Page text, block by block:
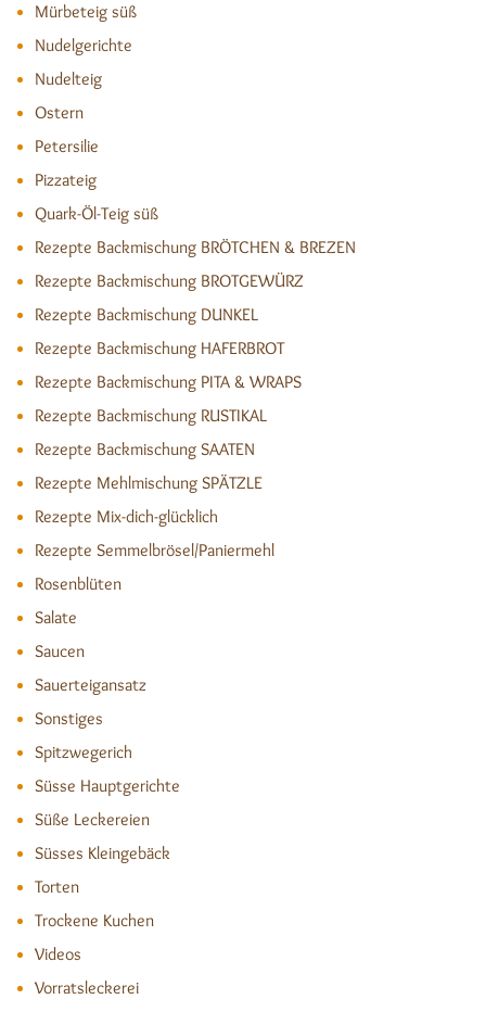
Mürbeteig süß
Nudelgerichte
Nudelteig
Ostern
Petersilie
Pizzateig
Quark-Öl-Teig süß
Rezepte Backmischung BRÖTCHEN & BREZEN
Rezepte Backmischung BROTGEWÜRZ
Rezepte Backmischung DUNKEL
Rezepte Backmischung HAFERBROT
Rezepte Backmischung PITA & WRAPS
Rezepte Backmischung RUSTIKAL
Rezepte Backmischung SAATEN
Rezepte Mehlmischung SPÄTZLE
Rezepte Mix-dich-glücklich
Rezepte Semmelbrösel/Paniermehl
Rosenblüten
Salate
Saucen
Sauerteigansatz
Sonstiges
Spitzwegerich
Süsse Hauptgerichte
Süße Leckereien
Süsses Kleingebäck
Torten
Trockene Kuchen
Videos
Vorratsleckerei